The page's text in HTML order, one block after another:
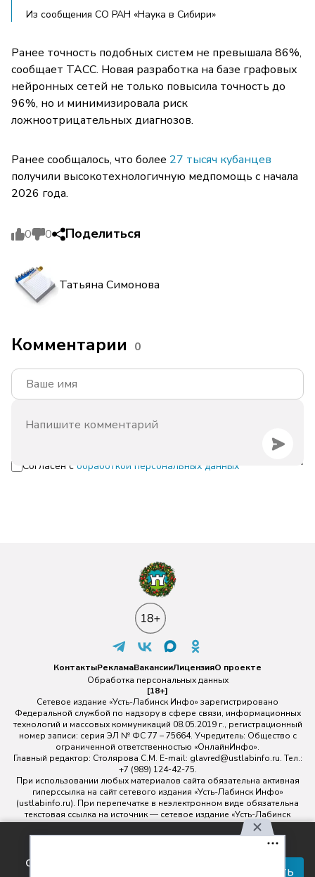
Из сообщения СО РАН «Наука в Сибири»
Ранее точность подобных систем не превышала 86%,
сообщает ТАСС. Новая разработка на базе графовых
нейронных сетей не только повысила точность до
96%, но и минимизировала риск
ложноотрицательных диагнозов.
Ранее сообщалось, что более 27 тысяч кубанцев
получили высокотехнологичную медпомощь с начала
2026 года.
0 0 Поделиться
Татьяна Симонова
Комментарии 0
Согласен с обработкой персональных данных
соглашаетесь с правилами
Принять
КонтактыРекламаВакансииЛицензияО проекте
Обработка персональных данных
[18+]
Сетевое издание «Усть-Лабинск Инфо» зарегистрировано
Федеральной службой по надзору в сфере связи, информационных
технологий и массовых коммуникаций 08.05.2019 г., регистрационный
номер записи: серия ЭЛ № ФС 77 – 75664. Учредитель: Общество с
ограниченной ответственностью «ОнлайнИнфо».
Главный редактор: Столярова С.М. E-mail: glavred@ustlabinfo.ru. Тел.:
+7 (989) 124-42-75.
При использовании любых материалов сайта обязательна активная
гиперссылка на сайт сетевого издания «Усть-Лабинск Инфо»
(ustlabinfo.ru). При перепечатке в неэлектронном виде обязательна
текстовая ссылка на источник — сетевое издание «Усть-Лабинск
инфо».
Использование фото- и видеоматериалов без письменного
разрешения редакции сетевого издания «Усть-Лабинск Инфо» не